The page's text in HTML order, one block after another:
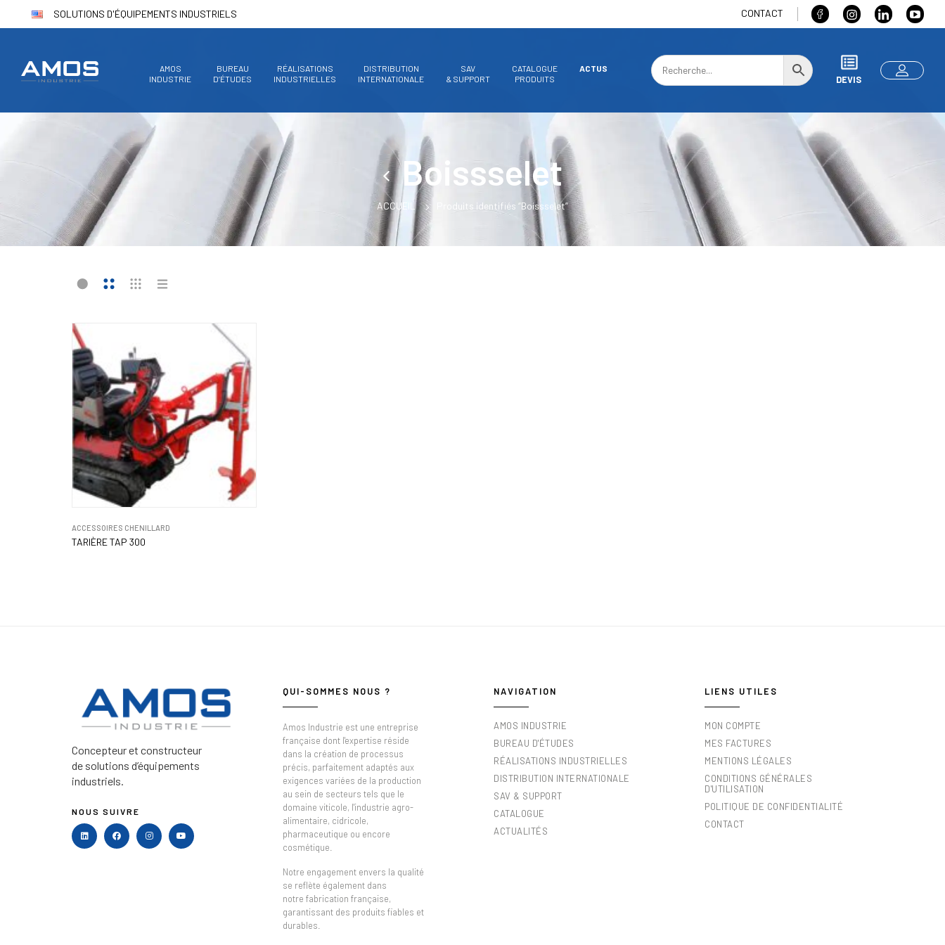
SOLUTIONS D'ÉQUIPEMENTS INDUSTRIELS CONTACT
AMOS
INDUSTRIE
BUREAU
D’ÉTUDES
RÉALISATIONS
INDUSTRIELLES
DISTRIBUTION
INTERNATIONALE
SAV
& SUPPORT
CATALOGUE
PRODUITS
ACTUS
DEVIS
Boissselet
ACCUEIL Produits identifiés “Boissselet”
ACCESSOIRES CHENILLARD
TARIÈRE TAP 300
Concepteur et constructeur
de solutions d’équipements
industriels.
NOUS SUIVRE
QUI-SOMMES NOUS ?
Amos Industrie est une entreprise
française dont l'expertise réside
dans la création de processus
précis, parfaitement adaptés aux
exigences variées de la production
au sein de secteurs tels que le
domaine viticole, l'industrie agro-
alimentaire, cidricole,
pharmaceutique ou encore
cosmétique.
Notre engagement envers la qualité
se reflète également dans
notre fabrication française,
garantissant des produits fiables et
durables.
NAVIGATION
AMOS INDUSTRIE
BUREAU D'ÉTUDES
RÉALISATIONS INDUSTRIELLES
DISTRIBUTION INTERNATIONALE
SAV & SUPPORT
CATALOGUE
ACTUALITÉS
LIENS UTILES
MON COMPTE
MES FACTURES
MENTIONS LÉGALES
CONDITIONS GÉNÉRALES
D'UTILISATION
POLITIQUE DE CONFIDENTIALITÉ
CONTACT